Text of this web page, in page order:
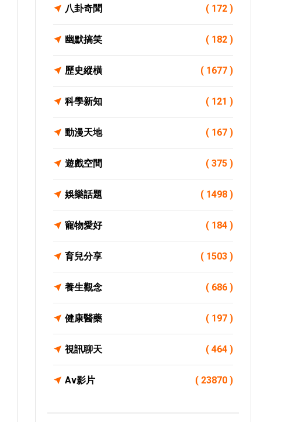
八卦奇聞 ( 172 )
幽默搞笑 ( 182 )
歷史縱橫 ( 1677 )
科學新知 ( 121 )
動漫天地 ( 167 )
遊戲空間 ( 375 )
娛樂話題 ( 1498 )
寵物愛好 ( 184 )
育兒分享 ( 1503 )
養生觀念 ( 686 )
健康醫藥 ( 197 )
視訊聊天 ( 464 )
Av影片 ( 23870 )